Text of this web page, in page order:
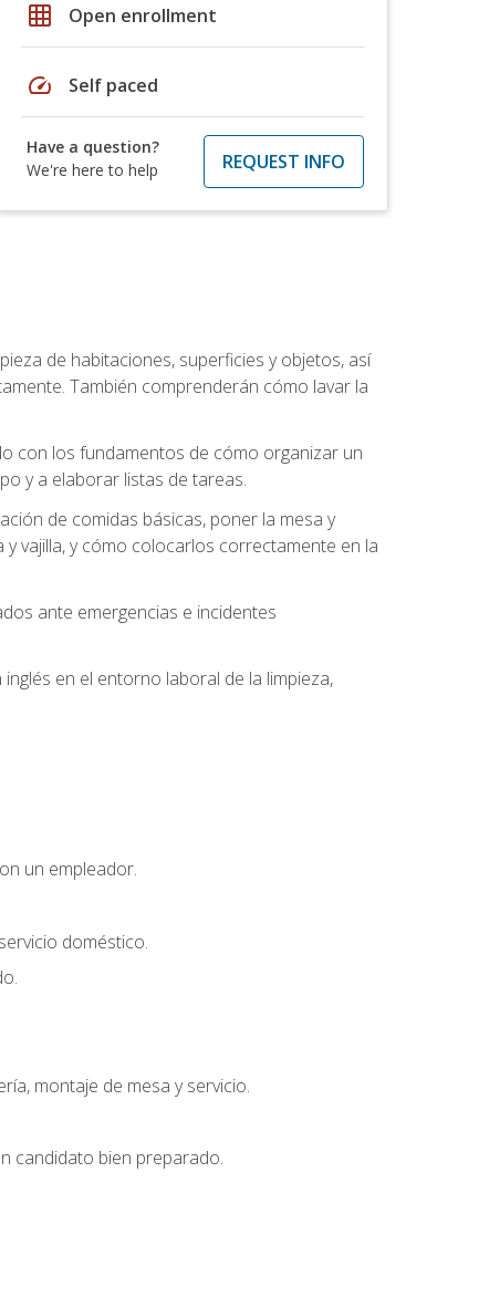
grid_on Open enrollment
speed Self paced
Have a question?
We're here to help
REQUEST INFO
de habitaciones, superficies y objetos, así
También comprenderán cómo lavar la
con los fundamentos de cómo organizar un
y a elaborar listas de tareas.
de comidas básicas, poner la mesa y
vajilla, y cómo colocarlos correctamente en la
ante emergencias e incidentes
en el entorno laboral de la limpieza,
un empleador.
doméstico.
montaje de mesa y servicio.
candidato bien preparado.